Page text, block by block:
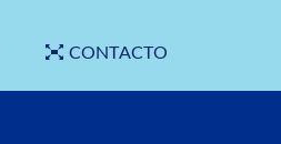
CONTACTO